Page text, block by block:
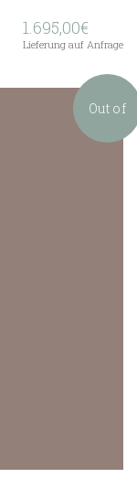
1.695,00€
Lieferung auf Anfrage
Out of